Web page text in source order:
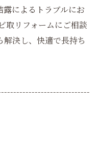
によるトラブルにお
取リフォームにご相談
解決し、快適で長持ち